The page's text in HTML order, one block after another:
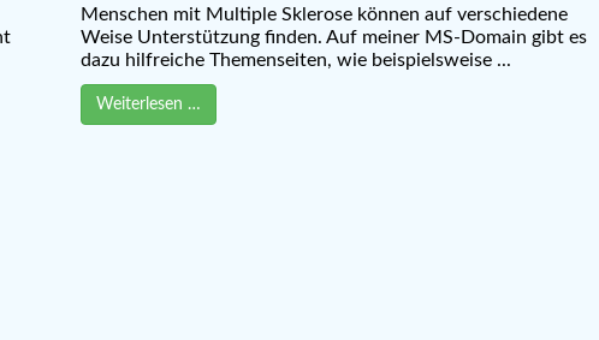
Menschen mit Multiple Sklerose können auf verschiedene
Weise Unterstützung finden. Auf meiner MS-Domain gibt es
dazu hilfreiche Themenseiten, wie beispielsweise ...
Weiterlesen …